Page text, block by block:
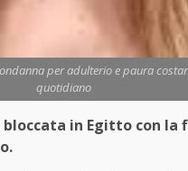
per adulterio e paura
quotidiano
in Egitto con la